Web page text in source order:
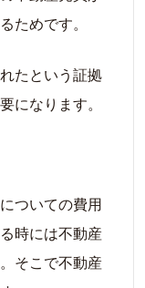
ためです。
たという証拠
になります。
ついての費用
時には不動産
そこで不動産